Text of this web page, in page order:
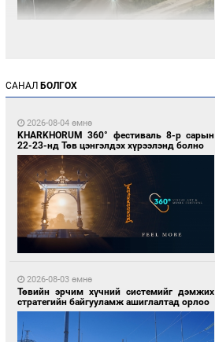
9 цагийн өмнө өмнө
Өнөөдөр сондгой тоогоор төгссөн улсын
дугаартай автомашинтай иргэдэд шатахуун
олгоно
САНАЛ БОЛГОХ
2026-08-04 өмнө
KHARKHORUM 360° фестиваль 8-р сарын
22-23-нд Төв цэнгэлдэх хүрээлэнд болно
2026-08-03 өмнө
Төвийн эрчим хүчний системийг дэмжих
стратегийн байгууламж ашиглалтад орлоо